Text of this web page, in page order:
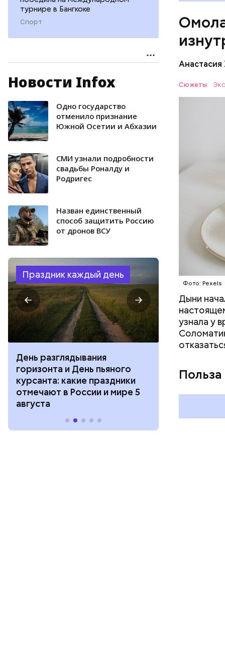
турнире в Бангкоке
Спорт
Новости Infox
Одно государство
отменило признание
Южной Осетии и Абхазии
СМИ узнали подробности
свадьбы Роналду и
Родригес
Назван единственный
способ защитить Россию
от дронов ВСУ
Праздник каждый день
День разглядывания
горизонта и День пьяного
курсанта: какие праздники
отмечают в России и мире 5
августа
День
праздники
и мире 4
Сюжеты:
Фото: Pexels
Дыни
узнала у
Дыня
лютеин
наше
калий